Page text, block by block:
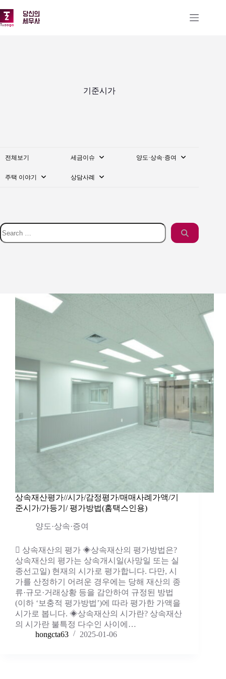
문
으
기준시가
전체보기 세금이슈 양도·상속·증여
주택 이야기 상담사례
상속재산평가//시가/감정평가/매매사례가액/기
준시가/가등기/ 평가방법(홈택스인용)
양도·상속·증여
 상속재산의 평가 ◈상속재산의 평가방법은?
상속재산의 평가는 상속개시일(사망일 또는 실
종선고일) 현재의 시가로 평가합니다. 다만, 시
가를 산정하기 어려운 경우에는 당해 재산의 종
류·규모·거래상황 등을 감안하여 규정된 방법
(이하 ‘보충적 평가방법’)에 따라 평가한 가액을
시가로 봅니다. ◈상속재산의 시가란? 상속재산
의 시가란 불특정 다수인 사이에…
hongcta63
2025-01-06